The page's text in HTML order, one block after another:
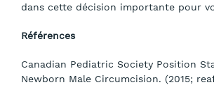
dans cette décision importante pour
Références
Canadian Pediatric Society Position
Newborn Male Circumcision. (2015;